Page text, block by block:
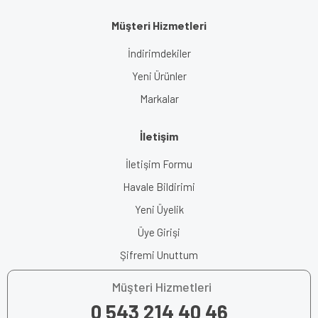
Müşteri Hizmetleri
İndirimdekiler
Yeni Ürünler
Markalar
İletişim
İletişim Formu
Havale Bildirimi
Yeni Üyelik
Üye Girişi
Şifremi Unuttum
Müşteri Hizmetleri
0 543 214 40 46